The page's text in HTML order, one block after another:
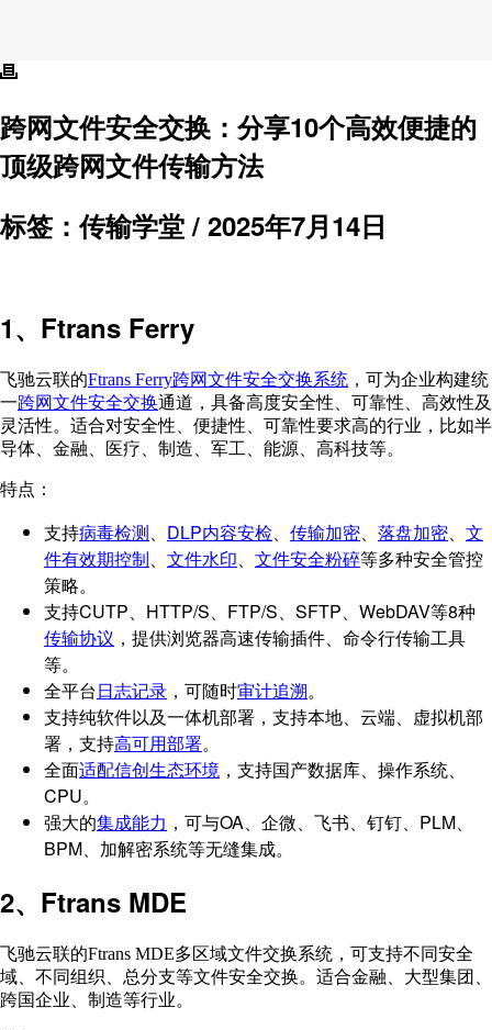
跨网文件安全交换 ： 分享10个高效便捷的
顶级跨网文件传输方法
标签：传输学堂 / 2025年7月14日
1、Ftrans Ferry
飞驰云联的Ftrans Ferry跨网文件安全交换系统 ，可为企业构建统
一跨网文件安全交换通道，具备高度安全性、可靠性、高效性及
灵活性。适合对安全性、便捷性、可靠性要求高的行业，比如半
导体、金融、医疗、制造、军工、能源、高科技等。
特点：
支持病毒检测 DLP内容安检 传输加密 落盘加密
文
件有效期控制
文件水印 文件安全粉碎等多种安全管控
策略。
支持CUTP、HTTP/S、FTP/S、SFTP、WebDAV等8种
传输协议 ，提供浏览器高速传输插件、命令行传输工具
等。
全平台日志记录 ，可随时审计追溯。
支持纯软件以及一体机部署，支持本地、云端、虚拟机部
署，支持高可用部署。
全面适配信创生态环境 ，支持国产数据库、操作系统、
CPU。
强大的集成能力 ，可与OA、企微、飞书、钉钉、PLM、
BPM、加解密系统等无缝集成。
2、Ftrans MDE
飞驰云联的Ftrans MDE多区域文件交换系统，可支持不同安全
域、不同组织、总分支等文件安全交换。适合金融、大型集团、
跨国企业、制造等行业。